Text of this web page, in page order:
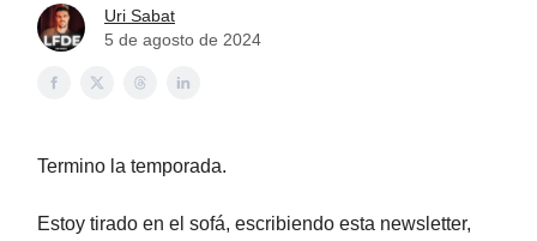
Uri Sabat
5 de agosto de 2024
Termino la temporada.
Estoy tirado en el sofá, escribiendo esta newsletter,